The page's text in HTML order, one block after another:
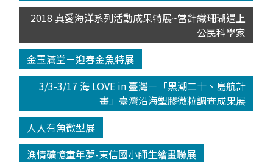
2018 真愛海洋系列活動成果特展~當針織珊瑚遇上
公民科學家
金玉滿堂－迎春金魚特展
3/3-3/17 海 LOVE in 臺灣－「黑潮二十、島航計
畫」臺灣沿海塑膠微粒調查成果展
人人有魚微型展
漁情礦憶童年夢-東信國小師生繪畫聯展